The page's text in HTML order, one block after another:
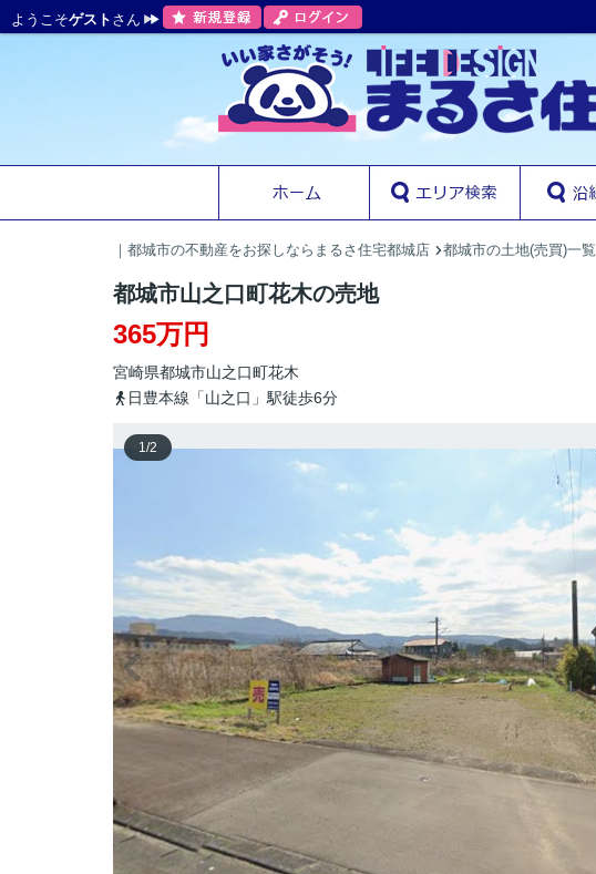
ようこそゲスト さん
｜都城市の不動産をお探しならまるさ住宅都城店 都城市の土地(売買)一覧
都城市山之口町花木の売地
365万円
宮崎県都城市山之口町花木
日豊本線「山之口」駅徒歩6分
1/2